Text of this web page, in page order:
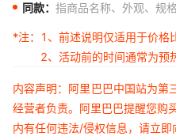
同款： 指商品名称、外观、规
*注：
1、前述说明仅适用于价格
2、活动前的时间通常为预
内容声明：阿里巴巴中国站为第
经营者负责。阿里巴巴提醒您购
内有任何违法/侵权信息，请立即